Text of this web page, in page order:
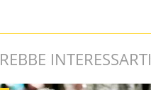
INTERESSARTI